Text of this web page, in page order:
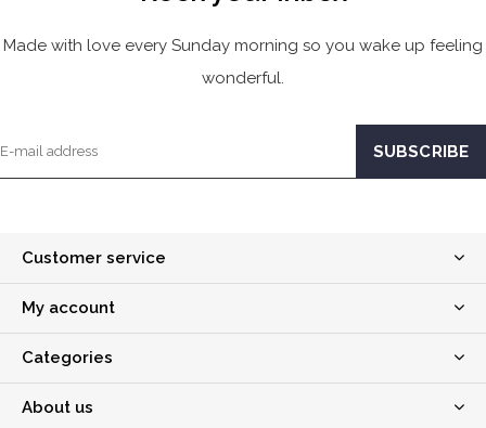
Made with love every Sunday morning so you wake up feeling
wonderful.
Customer service
My account
Categories
About us